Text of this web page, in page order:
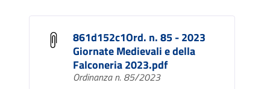
861d152c1Ord. n. 85 - 2023
Giornate Medievali e della
Falconeria 2023.pdf
Ordinanza n. 85/2023